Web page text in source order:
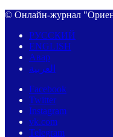
© Онлайн-журнал
РУССКИЙ
ENGLISH
Авар
العربية
Facebook
Twitter
Instagram
vk.com
Telegram